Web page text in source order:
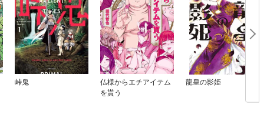
峠鬼
仏様からエチアイテム
を貰う
龍皇の影姫